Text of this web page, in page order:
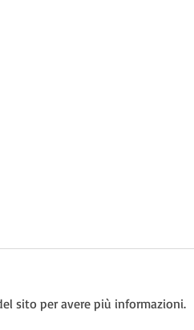
sito per avere più informazioni.